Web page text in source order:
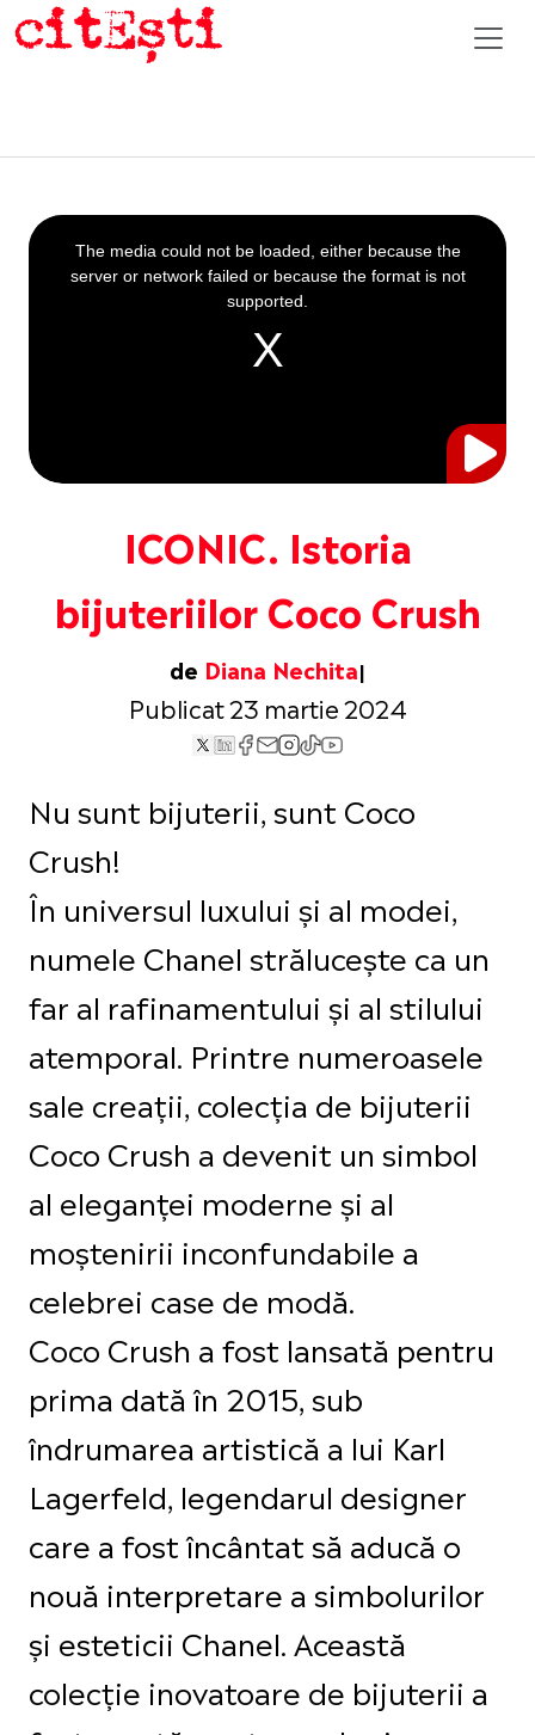
ICONIC. Istoria
bijuteriilor Coco Crush
de Diana Nechita
Publicat 23 martie 2024
This
is
a
The media could not be loaded, either because the
server or network failed or because the format is not
supported.
Nu sunt bijuterii, sunt Coco
Crush!
În universul luxului și al modei,
numele Chanel strălucește ca un
far al rafinamentului și al stilului
atemporal. Printre numeroasele
sale creații, colecția de bijuterii
Coco Crush a devenit un simbol
al eleganței moderne și al
moștenirii inconfundabile a
celebrei case de modă.
Coco Crush a fost lansată pentru
prima dată în 2015, sub
îndrumarea artistică a lui Karl
Lagerfeld, legendarul designer
care a fost încântat să aducă o
nouă interpretare a simbolurilor
și esteticii Chanel. Această
colecție inovatoare de bijuterii a